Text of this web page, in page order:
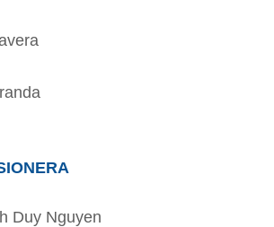
Duy Nguyen